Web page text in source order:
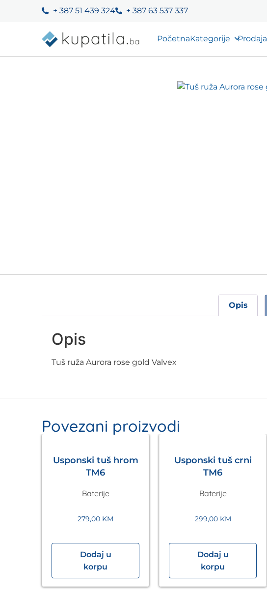
+ 387 51 439 324 + 387 63 537 337
PočetnaKategorije Prodaja
Opis
Opis
Tuš ruža Aurora rose gold Valvex
Povezani proizvodi
Usponski tuš hrom
TM6
Baterije
279,00 KM
Dodaj u
korpu
Usponski tuš crni
TM6
Baterije
299,00 KM
Dodaj u
korpu